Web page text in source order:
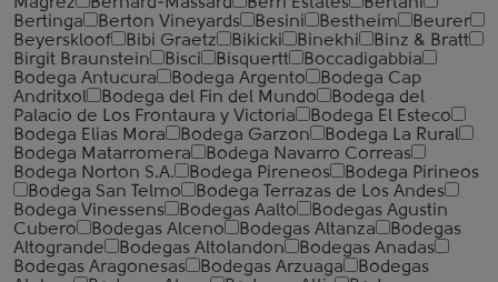
Bertinga
Berton Vineyards Besini Bestheim
Beurer
Beyerskloof
Bibi Graetz Bikicki Binekhi
Binz & Bratt
Birgit Braunstein
Bisci Bisquertt
Boccadigabbia
Bodega Antucura
Bodega Argento
Bodega Cap
Andritxol
Bodega del Fin del Mundo
Bodega del
Palacio de Los Frontaura y Victoria
Bodega El Esteco
Bodega Elias Mora
Bodega Garzon
Bodega La Rural
Bodega Matarromera
Bodega Navarro Correas
Bodega Norton S.A.
Bodega Pireneos
Bodega Pirineos
Bodega San Telmo
Bodega Terrazas de Los Andes
Bodega Vinessens
Bodegas Aalto
Bodegas Agustin
Cubero
Bodegas Alceno Bodegas Altanza
Bodegas
Altogrande
Bodegas Altolandon
Bodegas Anadas
Bodegas Aragonesas
Bodegas Arzuaga
Bodegas